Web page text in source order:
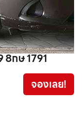
8กษ 1791
จองเลย!